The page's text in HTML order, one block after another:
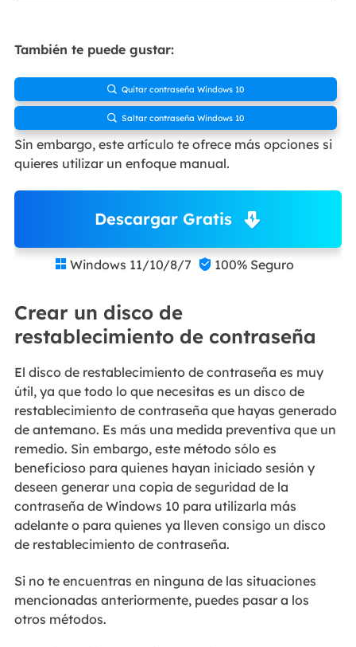
También te puede gustar:
 Quitar contraseña Windows 10
 Saltar contraseña Windows 10
Sin embargo, este artículo te ofrece más opciones si
quieres utilizar un enfoque manual.
Descargar Gratis
 Windows 11/10/8/7  100% Seguro
Crear un disco de
restablecimiento de contraseña
El disco de restablecimiento de contraseña es muy
útil, ya que todo lo que necesitas es un disco de
restablecimiento de contraseña que hayas generado
de antemano. Es más una medida preventiva que un
remedio. Sin embargo, este método sólo es
beneficioso para quienes hayan iniciado sesión y
deseen generar una copia de seguridad de la
contraseña de Windows 10 para utilizarla más
adelante o para quienes ya lleven consigo un disco
de restablecimiento de contraseña.
Si no te encuentras en ninguna de las situaciones
mencionadas anteriormente, puedes pasar a los
otros métodos.